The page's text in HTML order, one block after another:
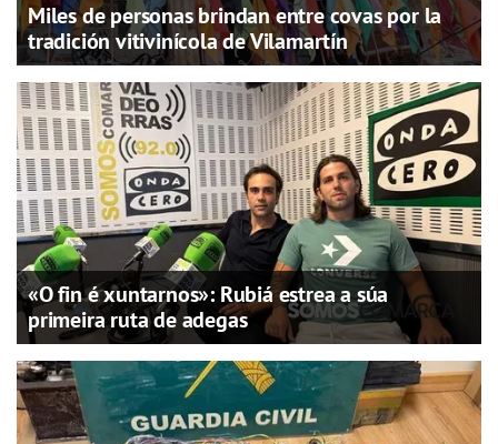
Miles de personas brindan entre covas por la
tradición vitivinícola de Vilamartín
«O fin é xuntarnos»: Rubiá estrea a súa
primeira ruta de adegas